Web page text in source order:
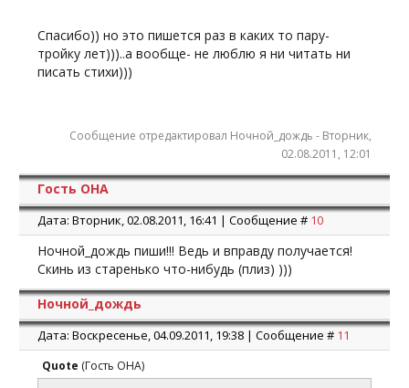
Спасибо)) но это пишется раз в каких то пару-
тройку лет)))..а вообще- не люблю я ни читать ни
писать стихи)))
Сообщение отредактировал Ночной_дождь - Вторник,
02.08.2011, 12:01
Гость ОНА
Дата: Вторник, 02.08.2011, 16:41 | Сообщение # 10
Ночной_дождь пиши!!! Ведь и вправду получается!
Скинь из старенько что-нибудь (плиз) )))
Ночной_дождь
Дата: Воскресенье, 04.09.2011, 19:38 | Сообщение # 11
Quote (Гость ОНА)